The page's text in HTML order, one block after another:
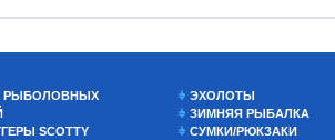
РЫБОЛОВНЫХ
SCOTTY
ЭХОЛОТЫ
ЗИМНЯЯ РЫБАЛКА
СУМКИ/РЮКЗАКИ